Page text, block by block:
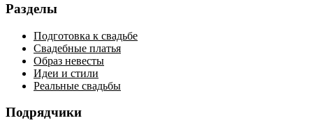
Разделы
Подготовка к свадьбе
Свадебные платья
Образ невесты
Идеи и стили
Реальные свадьбы
Подрядчики